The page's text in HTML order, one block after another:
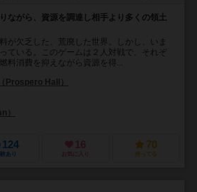
ながら、資源を調達し相手より多くの領土
が欠乏した、荒廃した世界。しかし、いま
ている。このゲームは２人対戦で、それぞ
料消費を抑えながら資源を得...
Prospero Hall）
）
124
あり
16
お気に入り
70
持ってる